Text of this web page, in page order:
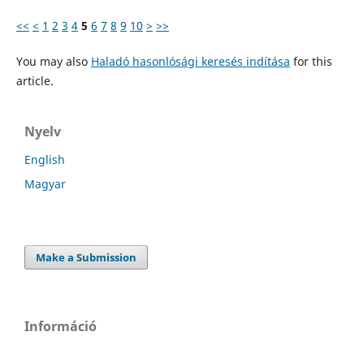
<< < 1 2 3 4 5 6 7 8 9 10 > >>
You may also Haladó hasonlósági keresés indítása for this
article.
Nyelv
English
Magyar
Make a Submission
Információ